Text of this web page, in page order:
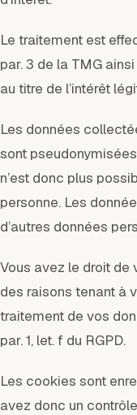
Le traitement est
par. 3 de la TMG ainsi
au titre de l’intérêt
Les données
sont
n’est donc plus
personne. Les
d’autres données
Vous avez le droit de
des raisons tenant à
traitement de vos
par. 1, let. f du RGPD.
Les cookies sont
avez donc un